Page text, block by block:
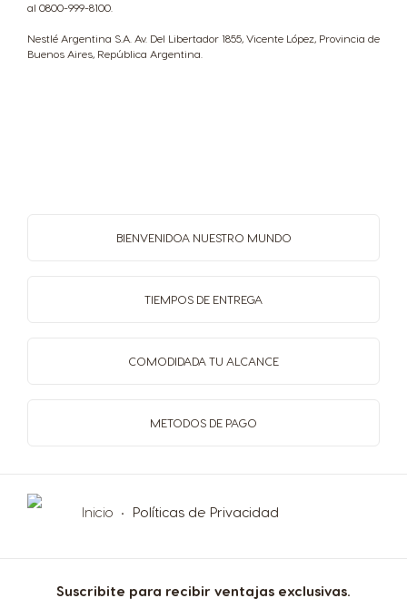
al 0800-999-8100.
Nestlé Argentina S.A. Av. Del Libertador 1855, Vicente López, Provincia de
Buenos Aires, República Argentina.
BIENVENIDOA NUESTRO MUNDO
TIEMPOS DE ENTREGA
COMODIDADA TU ALCANCE
METODOS DE PAGO
Inicio Políticas de Privacidad
Suscribite para recibir ventajas exclusivas.